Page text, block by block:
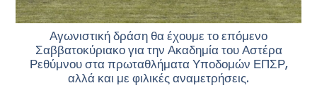
Αγωνιστική δράση θα έχουμε το επόμενο
Σαββατοκύριακο για την Ακαδημία του Αστέρα
Ρεθύμνου στα πρωταθλήματα Υποδομών ΕΠΣΡ,
αλλά και με φιλικές αναμετρήσεις.